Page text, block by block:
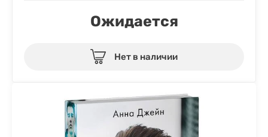
Ожидается
Нет в наличии